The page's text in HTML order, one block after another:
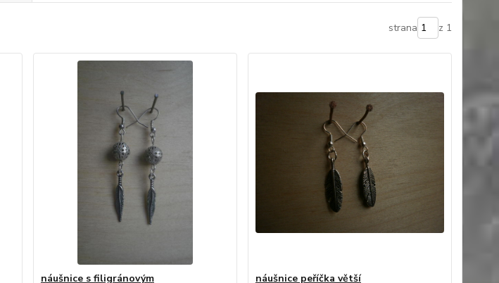
strana z 1
náušnice s filigránovým
náušnice peříčka větší